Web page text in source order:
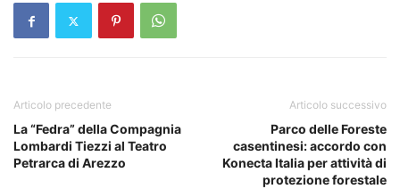
Articolo precedente
La “Fedra” della Compagnia
Lombardi Tiezzi al Teatro
Petrarca di Arezzo
Articolo successivo
Parco delle Foreste
casentinesi: accordo con
Konecta Italia per attività di
protezione forestale